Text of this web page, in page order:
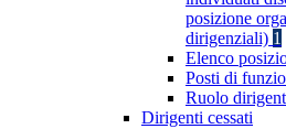
posizione
dirigenziali) 1
Elenco
Posti di
Ruolo
Dirigenti cessati